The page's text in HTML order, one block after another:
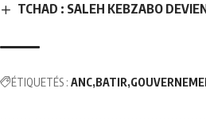
TCHAD : SALEH KEBZABO
ÉTIQUETÉS : ANC BATIR